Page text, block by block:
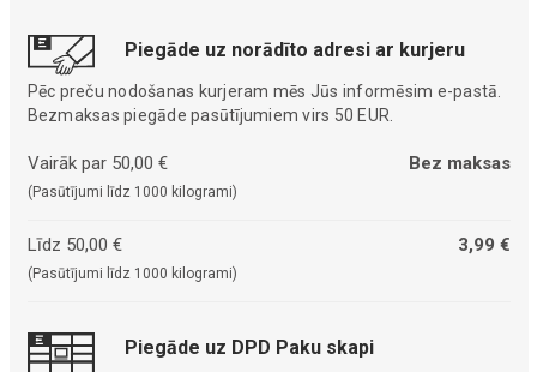
Piegāde uz norādīto adresi ar kurjeru
Pēc preču nodošanas kurjeram mēs Jūs informēsim e-pastā.
Bezmaksas piegāde pasūtījumiem virs 50 EUR.
Vairāk par 50,00 €
(Pasūtījumi līdz 1000 kilogrami)
Bez maksas
Līdz 50,00 €
(Pasūtījumi līdz 1000 kilogrami)
3,99 €
Piegāde uz DPD Paku skapi